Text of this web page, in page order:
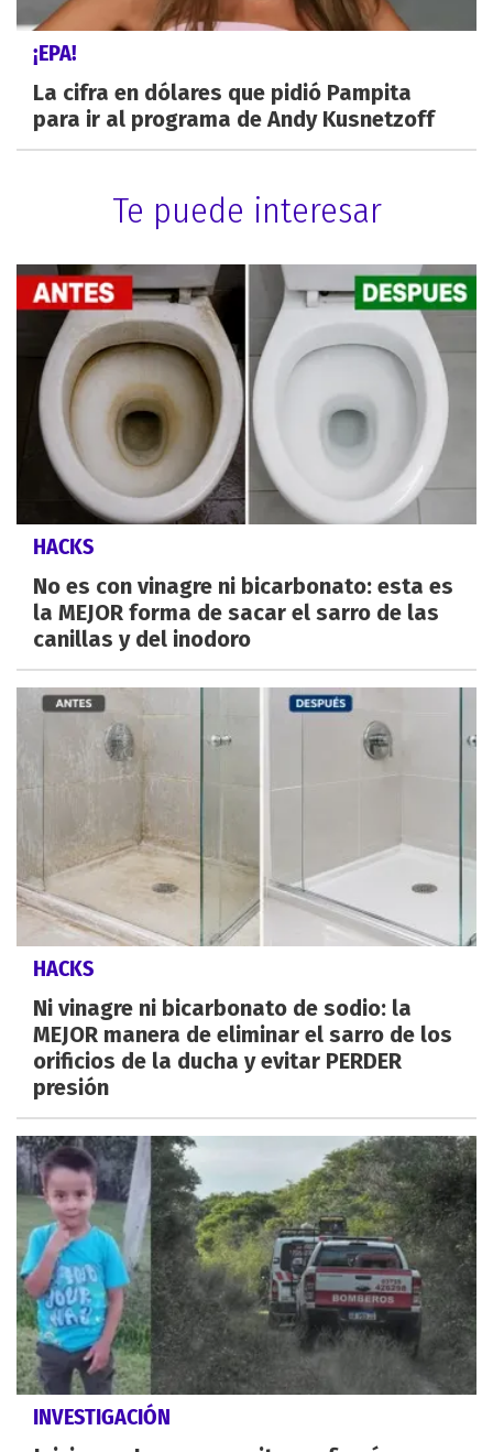
¡EPA!
La cifra en dólares que pidió Pampita
para ir al programa de Andy Kusnetzoff
Te puede interesar
HACKS
No es con vinagre ni bicarbonato: esta es
la MEJOR forma de sacar el sarro de las
canillas y del inodoro
HACKS
Ni vinagre ni bicarbonato de sodio: la
MEJOR manera de eliminar el sarro de los
orificios de la ducha y evitar PERDER
presión
INVESTIGACIÓN